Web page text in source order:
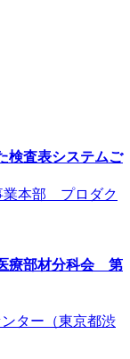
検査表システムご
業本部 プロダク
療部材分科会 第
ター（東京都渋